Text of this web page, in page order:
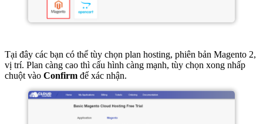
Tại đây các bạn có thể tùy chọn plan hosting, phiên bản Magento 2,
vị trí. Plan càng cao thì cấu hình càng mạnh, tùy chọn xong nhấp
chuột vào Confirm để xác nhận.